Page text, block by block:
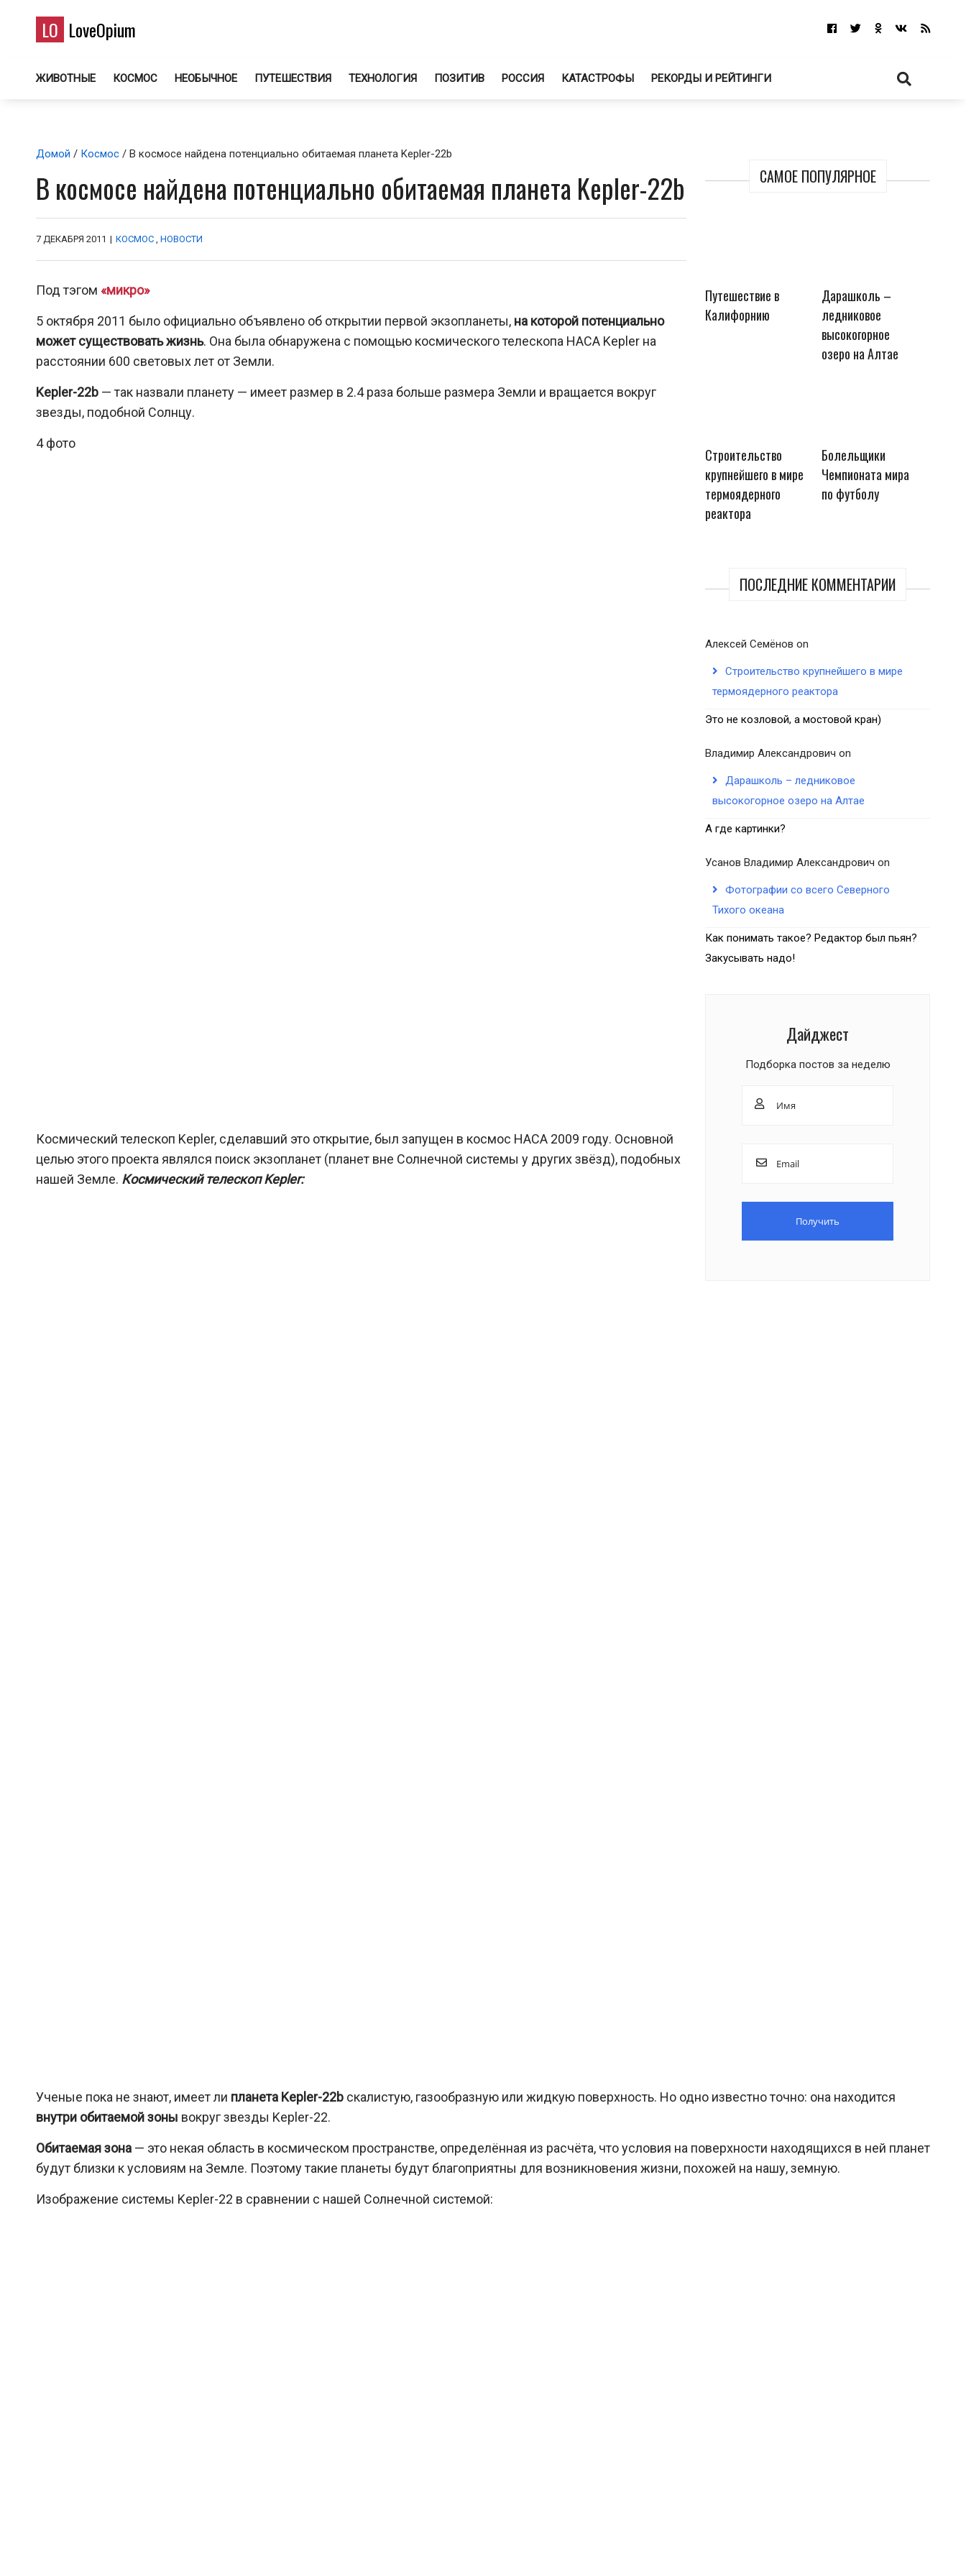
LO LoveOpium
ЖИВОТНЫЕ КОСМОС НЕОБЫЧНОЕ ПУТЕШЕСТВИЯ ТЕХНОЛОГИЯ ПОЗИТИВ РОССИЯ КАТАСТРОФЫ РЕКОРДЫ И РЕЙТИНГИ
САМОЕ ПОПУЛЯРНОЕ
Путешествие в
Калифорнию
Дарашколь –
ледниковое
высокогорное
озеро на Алтае
Строительство
крупнейшего в мире
термоядерного
реактора
Болельщики
Чемпионата мира
по футболу
ПОСЛЕДНИЕ КОММЕНТАРИИ
Алексей Семёнов on
Строительство крупнейшего в мире
термоядерного реактора
Это не козловой, а мостовой кран)
Владимир Александрович on
Дарашколь – ледниковое
высокогорное озеро на Алтае
А где картинки?
Усанов Владимир Александрович on
Фотографии со всего Северного
Тихого океана
Как понимать такое? Редактор был пьян?
Закусывать надо!
Дайджест
Подборка постов за неделю
Домой / Космос / В космосе найдена потенциально обитаемая планета Kepler-22b
В космосе найдена потенциально обитаемая планета Kepler-22b
7 ДЕКАБРЯ 2011 | КОСМОС , НОВОСТИ
Под тэгом «микро»
5 октября 2011 было официально объявлено об открытии первой экзопланеты, на которой потенциально
может существовать жизнь. Она была обнаружена с помощью космического телескопа НАСА Kepler на
расстоянии 600 световых лет от Земли.
Kepler-22b — так назвали планету — имеет размер в 2.4 раза больше размера Земли и вращается вокруг
звезды, подобной Солнцу.
4 фото
Космический телескоп Kepler, сделавший это открытие, был запущен в космос НАСА 2009 году. Основной
целью этого проекта являлся поиск экзопланет (планет вне Солнечной системы у других звёзд), подобных
нашей Земле. Космический телескоп Kepler:
Ученые пока не знают, имеет ли планета Kepler-22b скалистую, газообразную или жидкую поверхность. Но одно известно точно: она находится
внутри обитаемой зоны вокруг звезды Kepler-22.
Обитаемая зона — это некая область в космическом пространстве, определённая из расчёта, что условия на поверхности находящихся в ней планет
будут близки к условиям на Земле. Поэтому такие планеты будут благоприятны для возникновения жизни, похожей на нашу, земную.
Изображение системы Kepler-22 в сравнении с нашей Солнечной системой: